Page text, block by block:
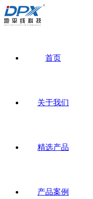
首页
关于我们
精选产品
产品案例